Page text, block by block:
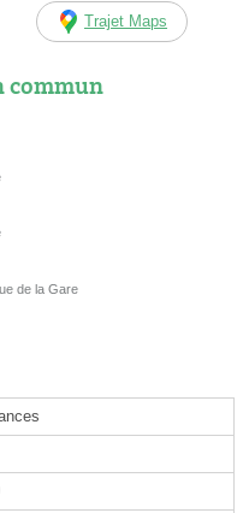
Trajet Maps
commun
de la Gare